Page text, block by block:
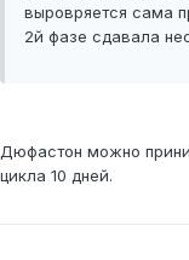
выровряется сама
2й фазе сдавала
Дюфастон можно
цикла 10 дней.